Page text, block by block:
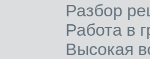
Разбор
Работа в
Высокая